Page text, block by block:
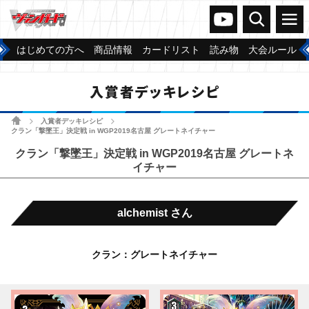
ヴァンガードch
検索 メニュー
はじめての方へ 商品情報 カードリスト 読み物 大会ルール
入賞者デッキレシピ
ホーム 入賞者デッキレシピ
クラン「撃墜王」決定戦 in WGP2019名古屋 グレートネイチャー
クラン「撃墜王」決定戦 in WGP2019名古屋 グレートネ
イチャー
alchemist さん
クラン：グレートネイチャー